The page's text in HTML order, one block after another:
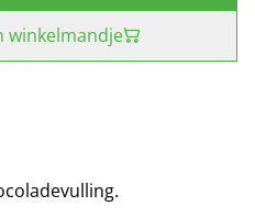
winkelmandje